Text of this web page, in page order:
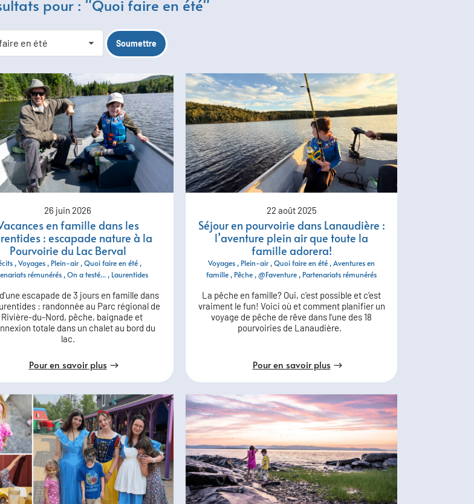
pour : "Quoi faire en été"
en été
26 juin 2026
en famille dans les
: escapade nature à la
Pourvoirie du Lac Berval
Voyages Plein-air Quoi faire en été
rémunérés On a testé... Laurentides
escapade de 3 jours en famille dans
: randonnée au Parc régional de
Rivière-du-Nord, pêche, baignade et
totale dans un chalet au bord du
lac.
Pour en savoir plus
22 août 2025
Séjour en pourvoirie dans Lanaudière :
l’aventure plein air que toute la
famille adorera!
Voyages Plein-air Quoi faire en été Aventures en
famille
Pêche @Faventure Partenariats rémunérés
La pêche en famille? Oui, c’est possible et c’est
vraiment le fun! Voici où et comment planifier un
voyage de pêche de rêve dans l’une des 18
pourvoiries de Lanaudière.
Pour en savoir plus